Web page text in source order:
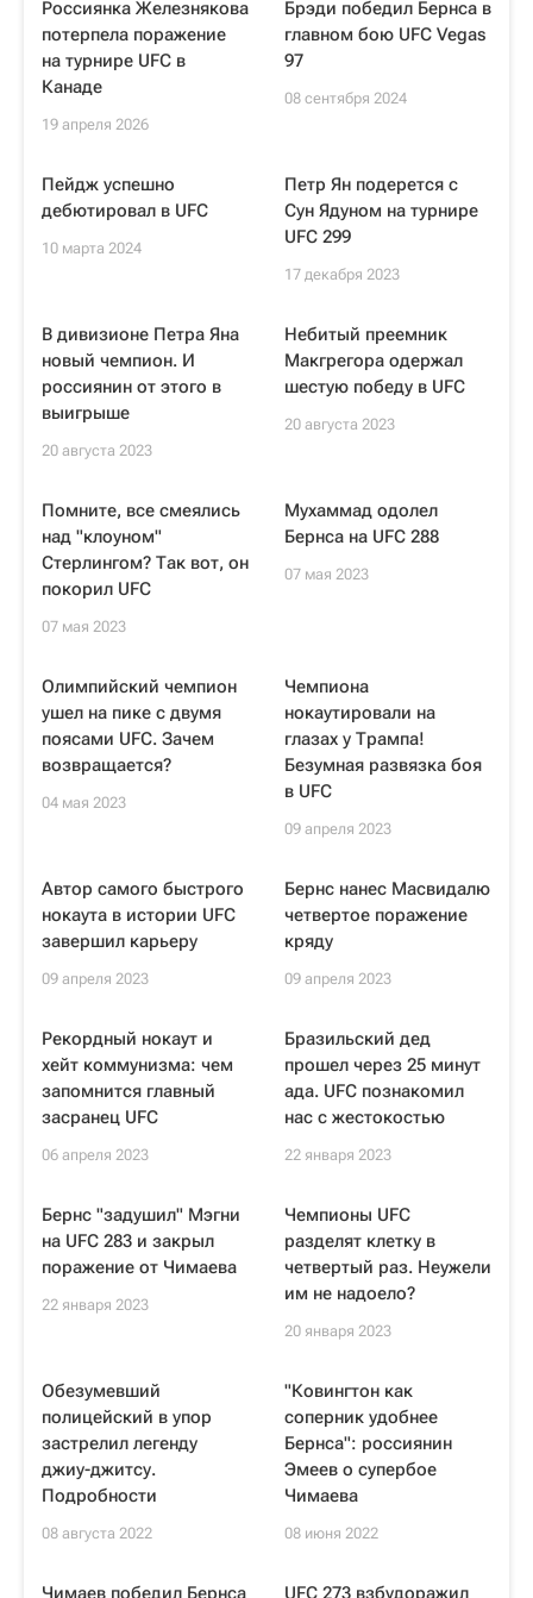
Россиянка Железнякова
потерпела поражение
на турнире UFC в
Канаде
19 апреля 2026
Брэди победил Бернса в
главном бою UFC Vegas
97
08 сентября 2024
Пейдж успешно
дебютировал в UFC
10 марта 2024
Петр Ян подерется с
Сун Ядуном на турнире
UFC 299
17 декабря 2023
В дивизионе Петра Яна
новый чемпион. И
россиянин от этого в
выигрыше
20 августа 2023
Небитый преемник
Макгрегора одержал
шестую победу в UFC
20 августа 2023
Помните, все смеялись
над "клоуном"
Стерлингом? Так вот, он
покорил UFC
07 мая 2023
Мухаммад одолел
Бернса на UFC 288
07 мая 2023
Олимпийский чемпион
ушел на пике с двумя
поясами UFC. Зачем
возвращается?
04 мая 2023
Чемпиона
нокаутировали на
глазах у Трампа!
Безумная развязка боя
в UFC
09 апреля 2023
Автор самого быстрого
нокаута в истории UFC
завершил карьеру
09 апреля 2023
Бернс нанес Масвидалю
четвертое поражение
кряду
09 апреля 2023
Рекордный нокаут и
хейт коммунизма: чем
запомнится главный
засранец UFC
06 апреля 2023
Бразильский дед
прошел через 25 минут
ада. UFC познакомил
нас с жестокостью
22 января 2023
Бернс "задушил" Мэгни
на UFC 283 и закрыл
поражение от Чимаева
22 января 2023
Чемпионы UFC
разделят клетку в
четвертый раз. Неужели
им не надоело?
20 января 2023
Обезумевший
полицейский в упор
застрелил легенду
джиу-джитсу.
Подробности
08 августа 2022
"Ковингтон как
соперник удобнее
Бернса": россиянин
Эмеев о супербое
Чимаева
08 июня 2022
Чимаев победил Бернса
UFC 273 взбудоражил